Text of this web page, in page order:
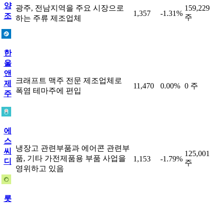
양
조
광주, 전남지역을 주요 시장으로
하는 주류 제조업체
1,357 -1.31%
159,229
주
한
울
앤
제
주
크래프트 맥주 전문 제조업체로
폭염 테마주에 편입
11,470 0.00% 0 주
에
스
씨
디
냉장고 관련부품과 에어콘 관련부
품, 기타 가전제품용 부품 사업을
영위하고 있음
1,153 -1.79%
125,001
주
롯